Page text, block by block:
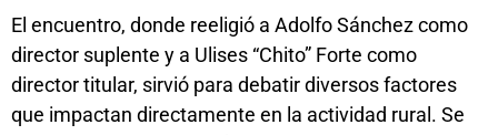
El encuentro, donde reeligió a Adolfo Sánchez como
director suplente y a Ulises “Chito” Forte como
director titular, sirvió para debatir diversos factores
que impactan directamente en la actividad rural. Se